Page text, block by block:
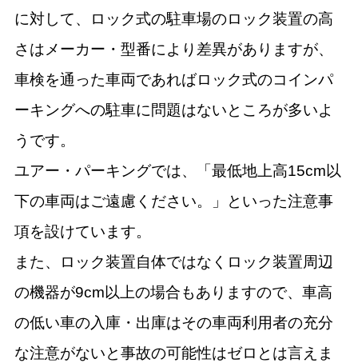
に対して、ロック式の駐車場のロック装置の高
さはメーカー・型番により差異がありますが、
車検を通った車両であればロック式のコインパ
ーキングへの駐車に問題はないところが多いよ
うです。
ユアー・パーキングでは、「最低地上高15cm以
下の車両はご遠慮ください。」といった注意事
項を設けています。
また、ロック装置自体ではなくロック装置周辺
の機器が9cm以上の場合もありますので、車高
の低い車の入庫・出庫はその車両利用者の充分
な注意がないと事故の可能性はゼロとは言えま